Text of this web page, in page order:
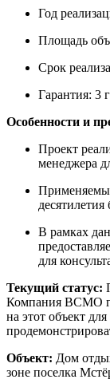
Год
Площадь
Срок
Гарантия: 3
Особенности и
Проект
менеджера
В рамках
для
Текущий статус:
Компания ВСМО
на этот объект
Объект: Дом
зоне поселка